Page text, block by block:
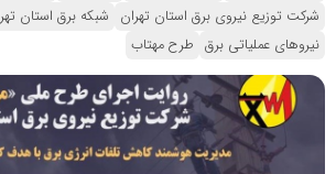
شرکت توزیع نیروی برق استان تهران شبکه برق استان
نیروهای عملیاتی برق طرح مهتاب